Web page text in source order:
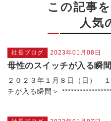
この記事
人気
社長ブログ 2023年01月08日
母性のスイッチが入る瞬間
２０２３年１月８日（日）
チが入る瞬間＞